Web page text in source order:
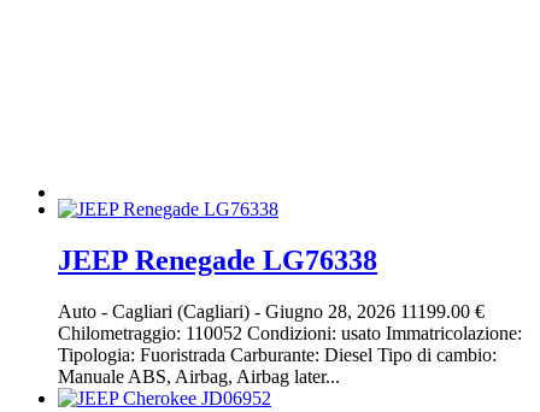
JEEP Renegade LG76338
Auto - Cagliari (Cagliari) - Giugno 28, 2026 11199.00 €
Chilometraggio: 110052 Condizioni: usato Immatricolazione:
Tipologia: Fuoristrada Carburante: Diesel Tipo di cambio:
Manuale ABS, Airbag, Airbag later...